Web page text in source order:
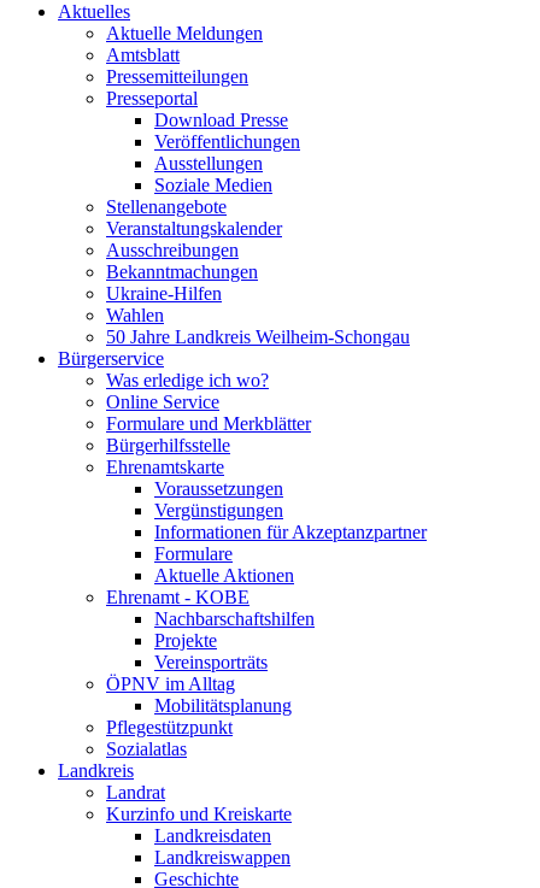
Aktuelles
Aktuelle Meldungen
Amtsblatt
Pressemitteilungen
Presseportal
Download Presse
Veröffentlichungen
Ausstellungen
Soziale Medien
Stellenangebote
Veranstaltungskalender
Ausschreibungen
Bekanntmachungen
Ukraine-Hilfen
Wahlen
50 Jahre Landkreis Weilheim-Schongau
Bürgerservice
Was erledige ich wo?
Online Service
Formulare und Merkblätter
Bürgerhilfsstelle
Ehrenamtskarte
Voraussetzungen
Vergünstigungen
Informationen für Akzeptanzpartner
Formulare
Aktuelle Aktionen
Ehrenamt - KOBE
Nachbarschaftshilfen
Projekte
Vereinsporträts
ÖPNV im Alltag
Mobilitätsplanung
Pflegestützpunkt
Sozialatlas
Landkreis
Landrat
Kurzinfo und Kreiskarte
Landkreisdaten
Landkreiswappen
Geschichte